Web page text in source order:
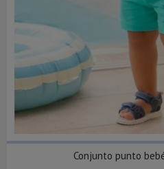
Conjunto punto